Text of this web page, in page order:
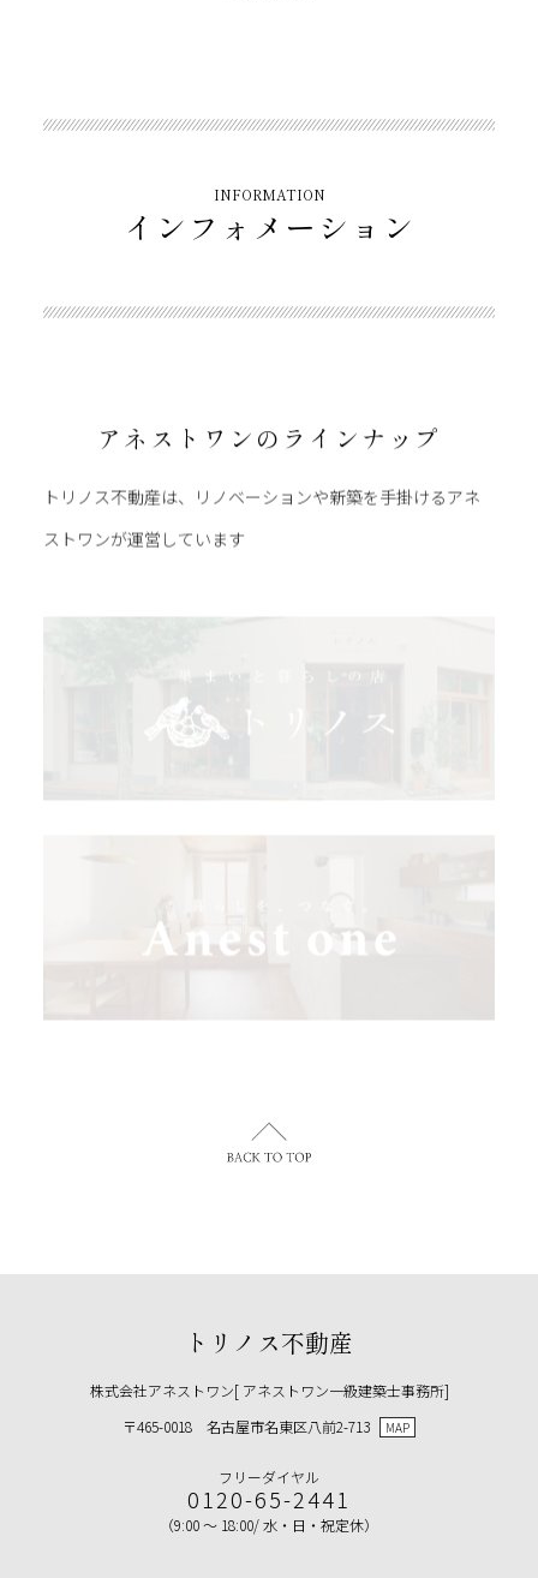
INFORMATION
インフォメーション
アネストワンのラインナップ
トリノス不動産は、リノベーションや新築を⼿掛けるアネ
ストワンが運営しています
トリノス不動産
株式会社アネストワン[ アネストワン一級建築士事務所]
〒465-0018 名古屋市名東区八前2-713
MAP
フリーダイヤル
0120-65-2441
（9:00 ～ 18:00/ 水・日・祝定休）